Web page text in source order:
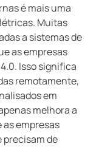
é mais uma
Muitas
a sistemas de
as empresas
Isso significa
remotamente,
em
melhora a
empresas
de